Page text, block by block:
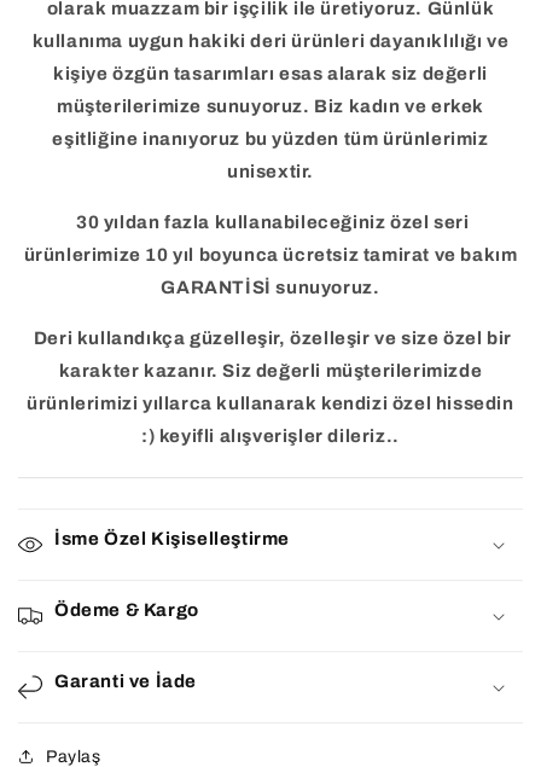
olarak muazzam bir işçilik ile üretiyoruz. Günlük
kullanıma uygun hakiki deri ürünleri dayanıklılığı ve
kişiye özgün tasarımları esas alarak siz değerli
müşterilerimize sunuyoruz. Biz kadın ve erkek
eşitliğine inanıyoruz bu yüzden tüm ürünlerimiz
unisextir.
30 yıldan fazla kullanabileceğiniz özel seri
ürünlerimize 10 yıl boyunca ücretsiz tamirat ve bakım
GARANTİSİ sunuyoruz.
Deri kullandıkça güzelleşir, özelleşir ve size özel bir
karakter kazanır. Siz değerli müşterilerimizde
ürünlerimizi yıllarca kullanarak kendizi özel hissedin
:) keyifli alışverişler dileriz..
İsme Özel Kişiselleştirme
Ödeme & Kargo
Garanti ve İade
Paylaş